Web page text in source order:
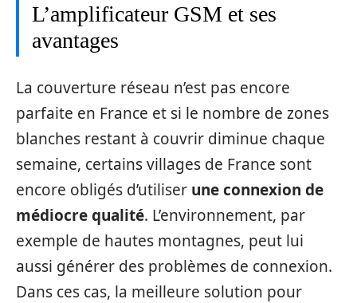
L’amplificateur GSM et ses
avantages
La couverture réseau n’est pas encore
parfaite en France et si le nombre de zones
blanches restant à couvrir diminue chaque
semaine, certains villages de France sont
encore obligés d’utiliser une connexion de
médiocre qualité. L’environnement, par
exemple de hautes montagnes, peut lui
aussi générer des problèmes de connexion.
Dans ces cas, la meilleure solution pour